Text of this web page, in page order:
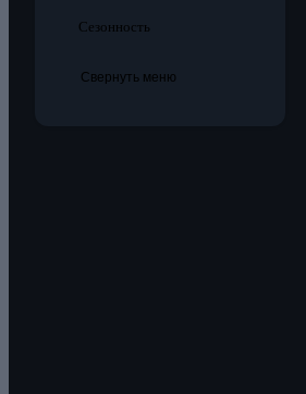
Сезонность
Свернуть меню